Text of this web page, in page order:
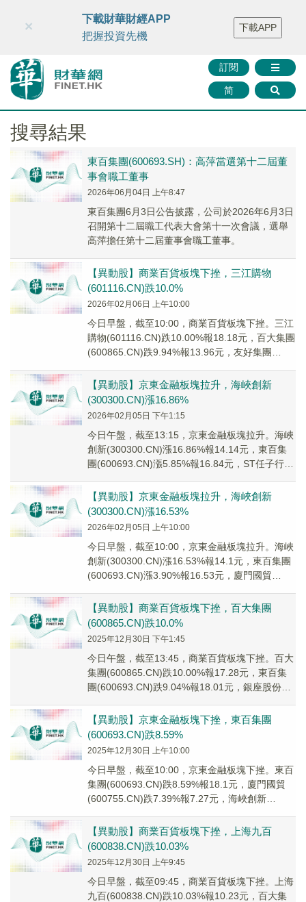
財華智庫網 FINTV FINMETA 財華證券 媒體矩陣
智庫沙龍
聯絡我們
訂閱
简
×
下載財華財經APP
把握投資先機
下載APP
搜尋結果
東百集團(600693.SH)：高萍當選第十二屆董
事會職工董事
2026年06月04日 上午8:47
東百集團6月3日公告披露，公司於2026年6月3日
召開第十二屆職工代表大會第十一次會議，選舉
高萍擔任第十二屆董事會職工董事。
【異動股】商業百貨板塊下挫，三江購物
(601116.CN)跌10.0%
2026年02月06日 上午10:00
今日早盤，截至10:00，商業百貨板塊下挫。三江
購物(601116.CN)跌10.00%報18.18元，百大集團
(600865.CN)跌9.94%報13.96元，友好集團
【異動股】京東金融板塊拉升，海峽創新
(300300.CN)漲16.86%
2026年02月05日 下午1:15
今日午盤，截至13:15，京東金融板塊拉升。海峽
創新(300300.CN)漲16.86%報14.14元，東百集
團(600693.CN)漲5.85%報16.84元，ST任子行
【異動股】京東金融板塊拉升，海峽創新
(300300.CN)漲16.53%
2026年02月05日 上午10:00
今日早盤，截至10:00，京東金融板塊拉升。海峽
創新(300300.CN)漲16.53%報14.1元，東百集團
(600693.CN)漲3.90%報16.53元，廈門國貿
【異動股】商業百貨板塊下挫，百大集團
(600865.CN)跌10.0%
2025年12月30日 下午1:45
今日午盤，截至13:45，商業百貨板塊下挫。百大
集團(600865.CN)跌10.00%報17.28元，東百集
團(600693.CN)跌9.04%報18.01元，銀座股份
【異動股】京東金融板塊下挫，東百集團
(600693.CN)跌8.59%
2025年12月30日 上午10:00
今日早盤，截至10:00，京東金融板塊下挫。東百
集團(600693.CN)跌8.59%報18.1元，廈門國貿
(600755.CN)跌7.39%報7.27元，海峽創新
【異動股】商業百貨板塊下挫，上海九百
(600838.CN)跌10.03%
2025年12月30日 上午9:45
今日早盤，截至09:45，商業百貨板塊下挫。上海
九百(600838.CN)跌10.03%報10.23元，百大集